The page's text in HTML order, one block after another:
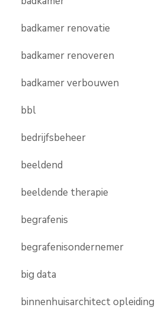
badkamer renovatie
badkamer renoveren
badkamer verbouwen
bbl
bedrijfsbeheer
beeldend
beeldende therapie
begrafenis
begrafenisondernemer
big data
binnenhuisarchitect opleiding